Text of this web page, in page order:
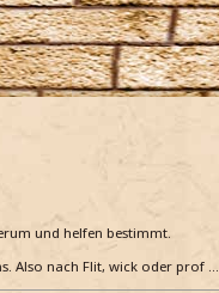
und helfen bestimmt.
Also nach Flit, wick oder prof …